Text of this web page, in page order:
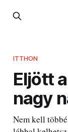
ITTHON
Eljött
nagy
Nem kell